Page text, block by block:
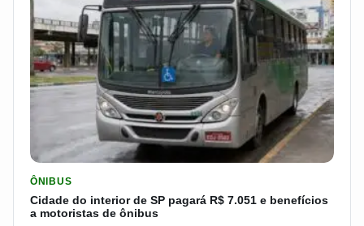
ÔNIBUS
Cidade do interior de SP pagará R$ 7.051 e benefícios
a motoristas de ônibus